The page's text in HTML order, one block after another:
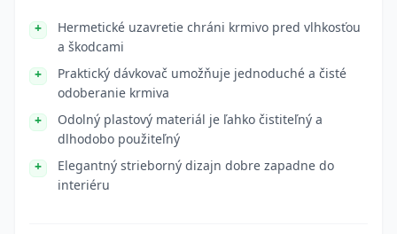
Hermetické uzavretie chráni krmivo pred vlhkosťou
a škodcami
Praktický dávkovač umožňuje jednoduché a čisté
odoberanie krmiva
Odolný plastový materiál je ľahko čistiteľný a
dlhodobo použiteľný
Elegantný strieborný dizajn dobre zapadne do
interiéru